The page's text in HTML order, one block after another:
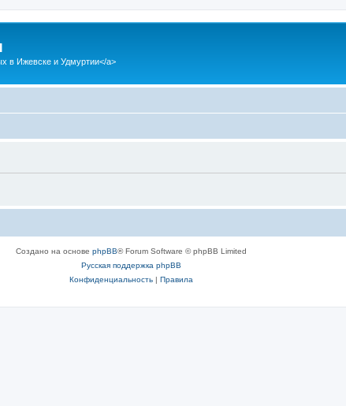
в Ижевске и Удмуртии</a>
Создано на основе phpBB® Forum Software © phpBB Limited
Русская поддержка phpBB
Конфиденциальность| Правила